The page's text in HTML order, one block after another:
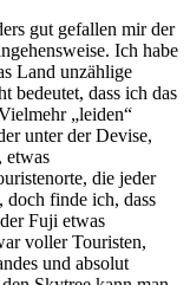
gut gefallen mir der
Ich habe
Land unzählige
bedeutet, dass ich das
„leiden“
unter der Devise,
etwas
die jeder
doch finde ich, dass
Fuji etwas
voller Touristen,
und absolut